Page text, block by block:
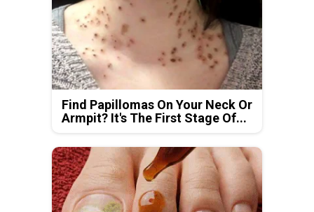
Find Papillomas On Your Neck Or
Armpit? It's The First Stage Of...